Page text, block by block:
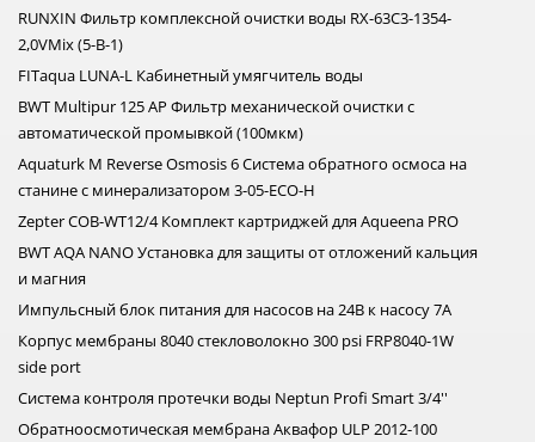
RUNXIN Фильтр комплексной очистки воды RX-63С3-1354-
2,0VMix (5-В-1)
FITaqua LUNA-L Кабинетный умягчитель воды
BWT Multipur 125 AP Фильтр механической очистки с
автоматической промывкой (100мкм)
Aquaturk M Reverse Osmosis 6 Система обратного осмоса на
станине с минерализатором 3-05-ECO-H
Zepter COB-WT12/4 Комплект картриджей для Aqueena PRO
BWT AQA NANO Установка для защиты от отложений кальция
и магния
Импульсный блок питания для насосов на 24В к насосу 7А
Корпус мембраны 8040 стекловолокно 300 psi FRP8040-1W
side port
Система контроля протечки воды Neptun Profi Smart 3/4''
Обратноосмотическая мембрана Аквафор ULP 2012-100